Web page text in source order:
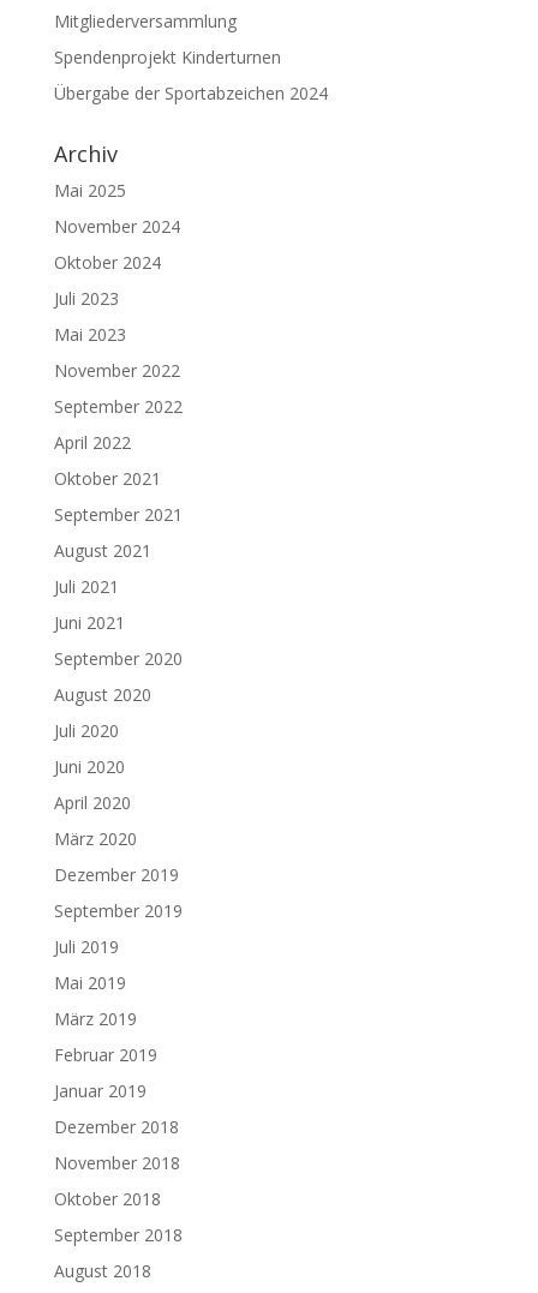
Mitgliederversammlung
Spendenprojekt Kinderturnen
Übergabe der Sportabzeichen 2024
Archiv
Mai 2025
November 2024
Oktober 2024
Juli 2023
Mai 2023
November 2022
September 2022
April 2022
Oktober 2021
September 2021
August 2021
Juli 2021
Juni 2021
September 2020
August 2020
Juli 2020
Juni 2020
April 2020
März 2020
Dezember 2019
September 2019
Juli 2019
Mai 2019
März 2019
Februar 2019
Januar 2019
Dezember 2018
November 2018
Oktober 2018
September 2018
August 2018